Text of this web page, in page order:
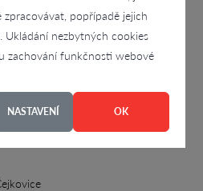
zpracovávat, popřípadě jejich
Ukládání nezbytných cookies
zachování funkčnosti webové
NASTAVENÍ OK